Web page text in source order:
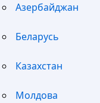
Азербайджан
Беларусь
Казахстан
Молдова